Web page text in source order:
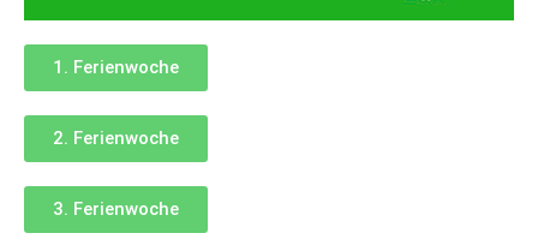
1. Ferienwoche
2. Ferienwoche
3. Ferienwoche